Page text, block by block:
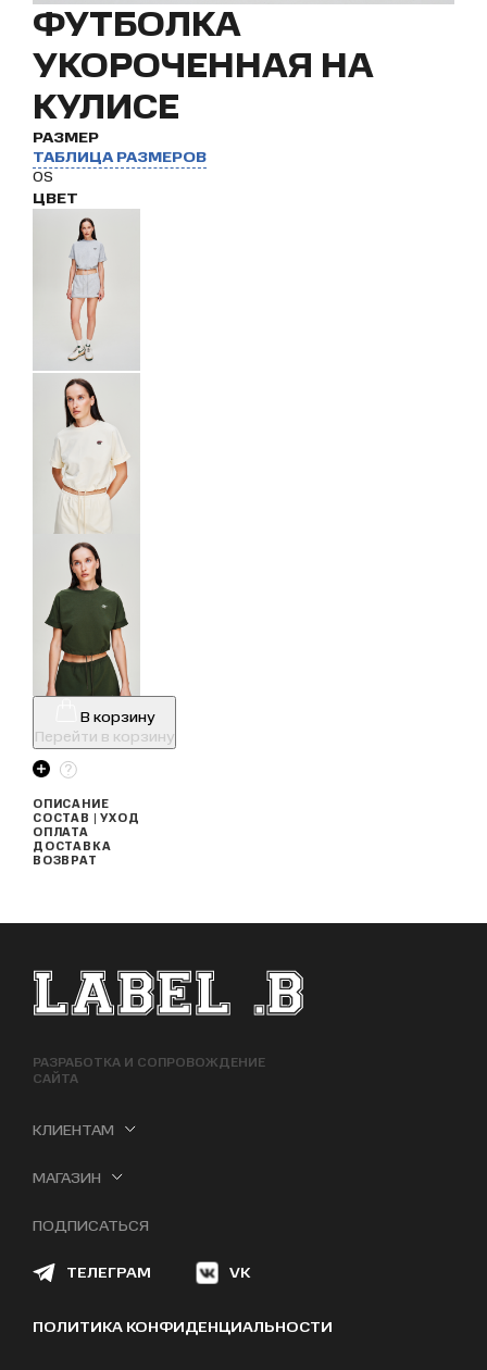
ФУТБОЛКА
УКОРОЧЕННАЯ НА
КУЛИСЕ
РАЗМЕР
ТАБЛИЦА РАЗМЕРОВ
OS
ЦВЕТ
В корзину
Перейти в корзину
ОПИСАНИЕ
СОСТАВ | УХОД
ОПЛАТА
ДОСТАВКА
ВОЗВРАТ
ФУТЕР САЙТА
РАЗРАБОТКА И СОПРОВОЖДЕНИЕ
САЙТА
КЛИЕНТАМ
МАГАЗИН
ПОДПИСАТЬСЯ
ТЕЛЕГРАМ VK
ПОЛИТИКА КОНФИДЕНЦИАЛЬНОСТИ